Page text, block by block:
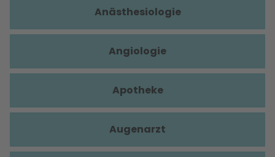
Anästhesiologie
Angiologie
Apotheke
Augenarzt